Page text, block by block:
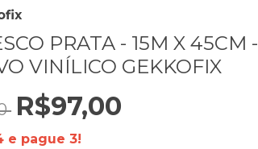
PRATA - 15M X 45CM -
VINÍLICO GEKKOFIX
R$97,00
e pague 3!